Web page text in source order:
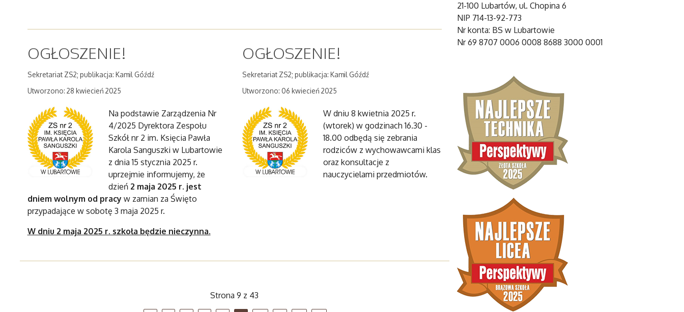
OGŁOSZENIE!
Sekretariat ZS2; publikacja: Kamil Góźdź
Utworzono: 28 kwiecień 2025
Na podstawie Zarządzenia Nr
4/2025 Dyrektora Zespołu
Szkół nr 2 im. Księcia Pawła
Karola Sanguszki w Lubartowie
z dnia 15 stycznia 2025 r.
uprzejmie informujemy, że
dzień 2 maja 2025 r. jest
dniem wolnym od pracyw zamian za Święto
przypadające w sobotę 3 maja 2025 r.
W dniu 2 maja 2025 r. szkoła będzie nieczynna.
OGŁOSZENIE!
Sekretariat ZS2; publikacja: Kamil Góźdź
Utworzono: 06 kwiecień 2025
W dniu 8 kwietnia 2025 r.
(wtorek) w godzinach 16.30 -
18.00 odbędą się zebrania
rodziców z wychowawcami klas
oraz konsultacje z
nauczycielami przedmiotów.
Strona 9 z 43
21-100 Lubartów, ul. Chopina 6
NIP 714-13-92-773
Nr konta: BS w Lubartowie
Nr 69 8707 0006 0008 8688 3000 0001